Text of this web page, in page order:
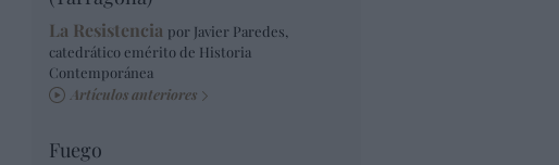
La Resistencia por Javier Paredes,
catedrático emérito de Historia
Contemporánea
Artículos anteriores
Fuego